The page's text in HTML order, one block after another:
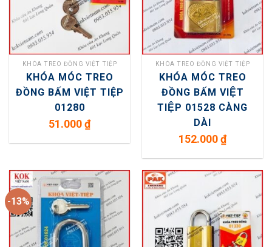
KHÓA TREO ĐỒNG VIỆT TIỆP
KHÓA MÓC TREO
ĐỒNG BẤM VIỆT TIỆP
01280
51.000₫
KHÓA TREO ĐỒNG VIỆT TIỆP
KHÓA MÓC TREO
ĐỒNG BẤM VIỆT
TIỆP 01528 CÀNG
DÀI
152.000₫
-13%